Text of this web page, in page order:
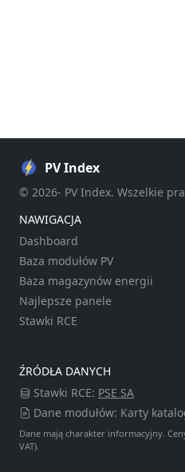
PV Index
© 2026- PV Index. Wszelkie
NAWIGACJA
Dashboard
Baza modułów PV
Baza magazynów energii
Najlepsze panele
Stawki RCE
ŹRÓDŁA DANYCH
Stawki RCE: PSE SA
Dane modułów: Karty
Dane mają charakter informacyjny.
VAT).